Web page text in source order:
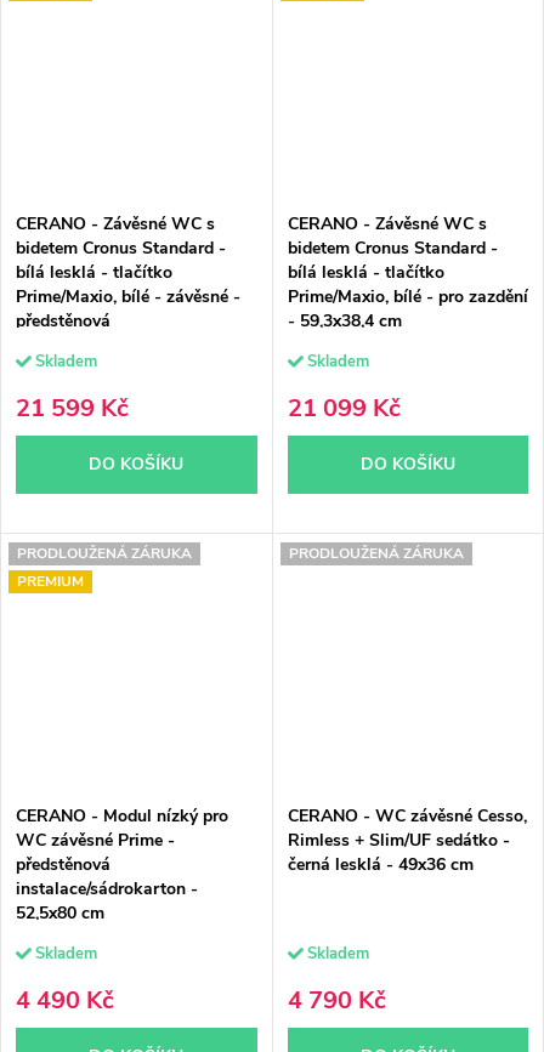
CERANO - Závěsné WC s
bidetem Cronus Standard -
bílá lesklá - tlačítko
Prime/Maxio, bílé - závěsné -
předstěnová
59,3x38,4 cm
Skladem
21 599 Kč
DO KOŠÍKU
CERANO - Závěsné WC s
bidetem Cronus Standard -
bílá lesklá - tlačítko
Prime/Maxio, bílé - pro zazdění
- 59,3x38,4 cm
Skladem
21 099 Kč
DO KOŠÍKU
PRODLOUŽENÁ ZÁRUKA
PREMIUM
CERANO - Modul nízký pro
WC závěsné Prime -
předstěnová
instalace/sádrokarton -
52,5x80 cm
Skladem
4 490 Kč
PRODLOUŽENÁ ZÁRUKA
CERANO - WC závěsné Cesso,
Rimless + Slim/UF sedátko -
černá lesklá - 49x36 cm
Skladem
4 790 Kč